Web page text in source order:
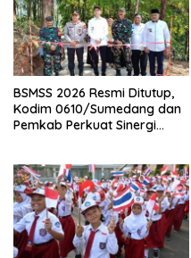
BSMSS 2026 Resmi Ditutup,
Kodim 0610/Sumedang dan
Pemkab Perkuat Sinergi